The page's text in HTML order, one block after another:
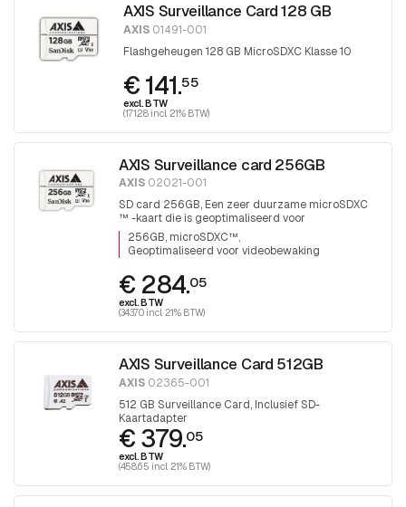
AXIS Surveillance Card 128 GB
AXIS01491-001
Flashgeheugen 128 GB MicroSDXC Klasse 10
€ 141.55
excl. BTW
(171.28 incl. 21% BTW)
AXIS Surveillance card 256GB
AXIS 02021-001
SD card 256GB, Een zeer duurzame microSDXC
™ -kaart die is geoptimaliseerd voor
videobewaking.
256GB, microSDXC™
Geoptimaliseerd voor videobewaking
€ 284.05
excl. BTW
(343.70 incl. 21% BTW)
AXIS Surveillance Card 512GB
AXIS 02365-001
512 GB Surveillance Card, Inclusief SD-
Kaartadapter
€ 379.05
excl. BTW
(458.65 incl. 21% BTW)